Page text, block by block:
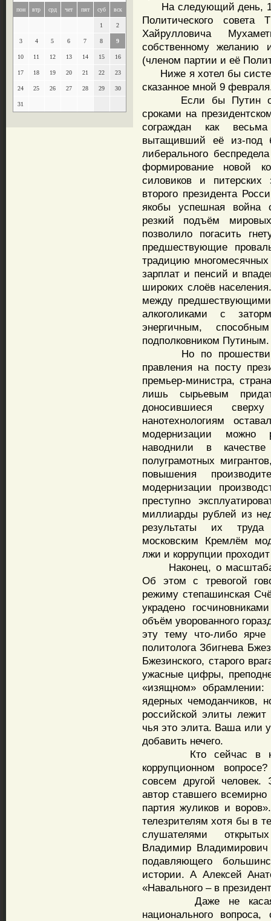
пон втр срд чет пят суб вск
1 2
3 4 5 6 7 8 9
10 11 12 13 14 15 16
17 18 19 20 21 22 23
24 25 26 27 28 29 30
31
На следующий день, 10
Политического
Хайрулловича
собственному желанию
(членом партии и её
Ниже я хотел бы
сказанное мной 9
Если бы Путин
сроками на
сограждан как
вытащивший её из-под
либерального
формирование новой
силовиков и питерских
второго президента
якобы успешная война
резкий подъём
позволило погасить
предшествующие
традицию
зарплат и пенсий и
широких слоёв
между
алкоголиками с
энергичным,
подполковником Путиным.
Но по прошествии
правления на посту
премьер-министра,
лишь сырьевым
доносившиеся
нанотехнологиям
модернизации можно
наводнили в
полуграмотных
повышения
модернизации
преступно
миллиарды рублей из
результаты их труда
московским Кремлём
лжи и коррупции
Наконец, о масштабах
Об этом с тревогой
режиму степашинская
украдено
объём уворованного
эту тему что-либо ярче
политолога Збигнева
Бжезинского, старого
ужасные цифры,
«изящном» обрамлении:
ядерных чемоданчиков,
российской элиты
чья это элита. Ваша или
добавить нечего.
Кто сейчас в
коррупционном
совсем другой
автор ставшего
партия жуликов и
телезрителям хотя бы в
слушателями
Владимир
подавляющего
истории. А Алексей
«Навального – в
Даже не касаясь
национального